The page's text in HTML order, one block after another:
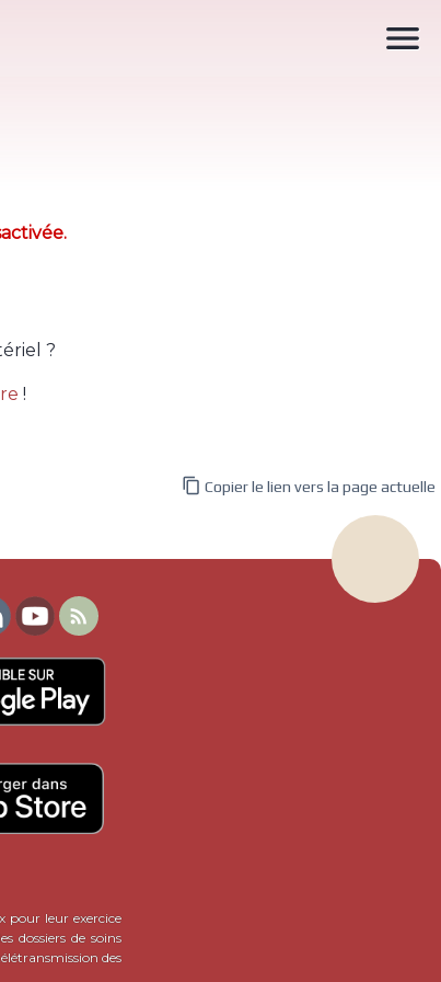
?
!

 Copier le lien vers la page actuelle

pour leur exercice
dossiers de soins
des